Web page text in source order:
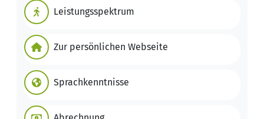
Leistungsspektrum
Zur persönlichen Webseite
Sprachkenntnisse